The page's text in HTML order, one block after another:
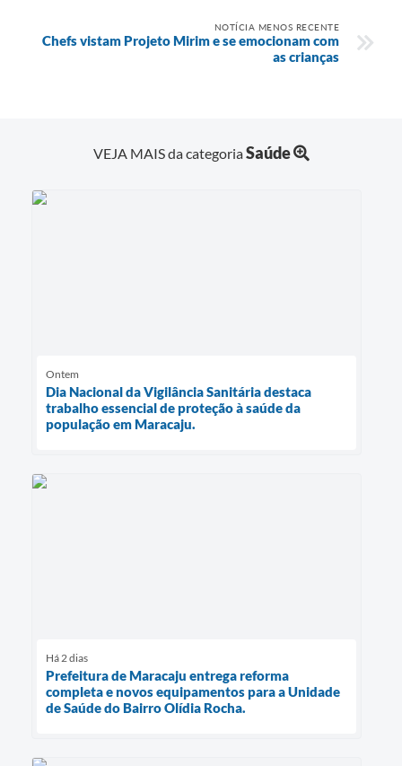
NOTÍCIA MENOS RECENTE
Chefs vistam Projeto Mirim e se emocionam com
as crianças
VEJA MAIS da categoriaSaúde
Ontem
Dia Nacional da Vigilância Sanitária destaca
trabalho essencial de proteção à saúde da
população em Maracaju.
Há 2 dias
Prefeitura de Maracaju entrega reforma
completa e novos equipamentos para a Unidade
de Saúde do Bairro Olídia Rocha.